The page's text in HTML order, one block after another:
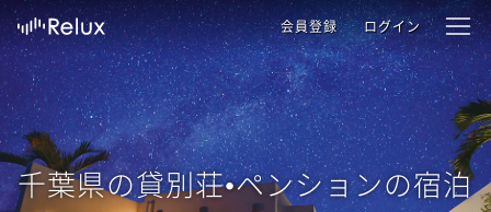
会員登録 ログイン
千葉県の貸別荘•ペンションの宿泊